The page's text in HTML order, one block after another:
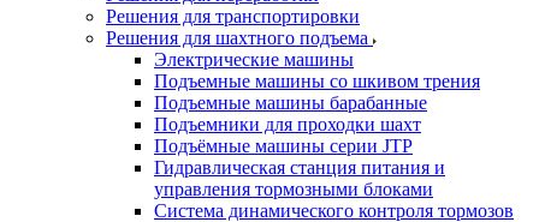
Решения для транспортировки
Решения для шахтного подъема
Электрические машины
Подъемные машины со шкивом трения
Подъемные машины барабанные
Подъемники для проходки шахт
Подъёмные машины серии JTP
Гидравлическая станция питания и
управления тормозными блоками
Система динамического контроля тормозов